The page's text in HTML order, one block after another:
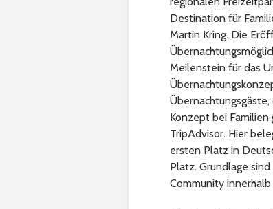
Destination für
Martin Kring. Die
Meilenstein für das
Konzept bei Familien
TripAdvisor. Hier
ersten Platz in
Platz. Grundlage
Community innerhalb